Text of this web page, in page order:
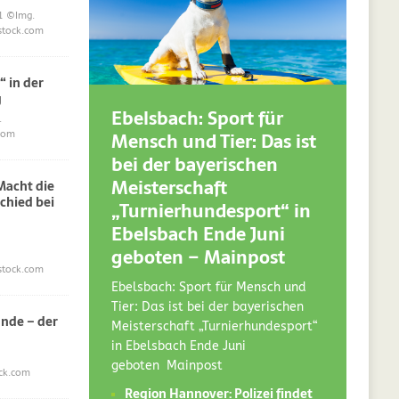
©Img.
in der
die
bei
– der
Ebelsbach: Sport für
Mensch und Tier: Das ist
bei der bayerischen
Meisterschaft
„Turnierhundesport“ in
Ebelsbach Ende Juni
geboten – Mainpost
Ebelsbach: Sport für Mensch und
Tier: Das ist bei der bayerischen
Meisterschaft „Turnierhundesport“
in Ebelsbach Ende Juni
geboten Mainpost
Region Hannover: Polizei findet